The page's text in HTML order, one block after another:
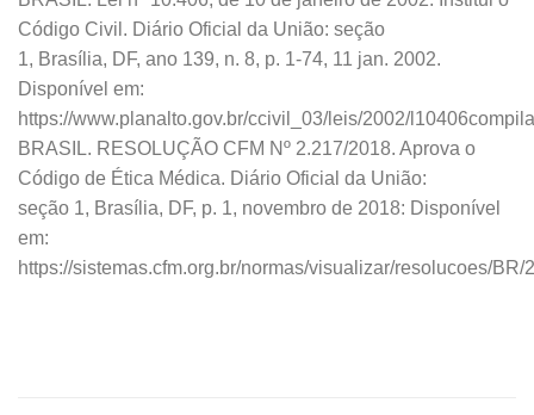
Código Civil. Diário Oficial da União: seção
1, Brasília, DF, ano 139, n. 8, p. 1-74, 11 jan. 2002.
Disponível em:
https://www.planalto.gov.br/ccivil_03/leis/2002/
BRASIL. RESOLUÇÃO CFM Nº 2.217/2018. Aprova o
Código de Ética Médica. Diário Oficial da União:
seção 1, Brasília, DF, p. 1, novembro de 2018: Disponível
em:
https://sistemas.cfm.org.br/normas/visualizar/resolucoes/BR/